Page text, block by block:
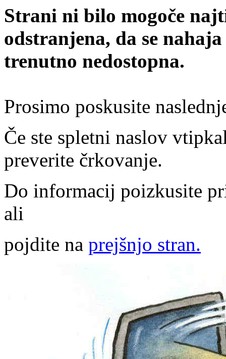
Strani ni bilo mogoče
odstranjena, da se
trenutno nedostopna.
Prosimo poskusite
Če ste spletni naslov
preverite črkovanje.
Do informacij poizkusite
ali
pojdite na prejšnjo stran.